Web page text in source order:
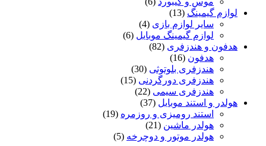
لوازم گیمینگ (13)
سایر لوازم بازی (4)
لوازم گیمینگ موبایل (6)
هدفون و هندزفری (82)
هدفون (16)
هندزفری بلوتوثی (30)
هندزفری دورگردنی (15)
هندزفری سیمی (22)
هولدر و استند موبایل (37)
استند رومیزی و روزمره (19)
هولدر ماشین (21)
هولدر موتور و دوچرخه (5)